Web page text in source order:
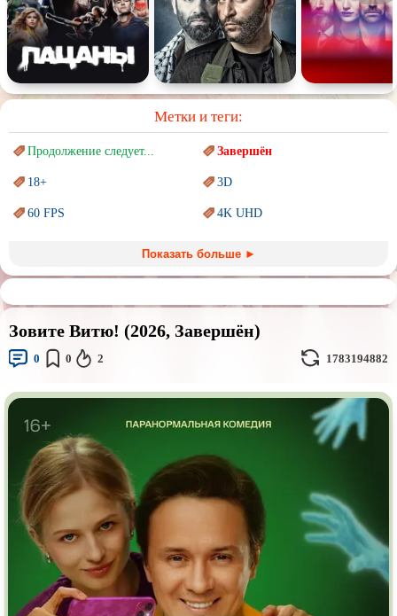
Метки и теги:
Продолжение следует... Завершён
18+ 3D
60 FPS 4K UHD
Marvel PIXAR
Sci-Fi (Научнаяфантастика) Trash (трэш) movies
Авангард и Сюрреализм Ангелы и Демоны
Аниме
Врачи Гении
Дорамы Индийское кино
Киберпанк Коллекция
Комикс Маги и Волшебники
Наркотики Новогодние
Основанное на
реальных
событиях
Параллельные миры
ПереводГоблина Перевод
Показать больше ►
Зовите Витю! (2026, Завершён)
0 0 2 1783194882